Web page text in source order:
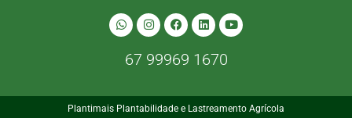
67 99969 1670
Plantimais Plantabilidade e Lastreamento Agrícola